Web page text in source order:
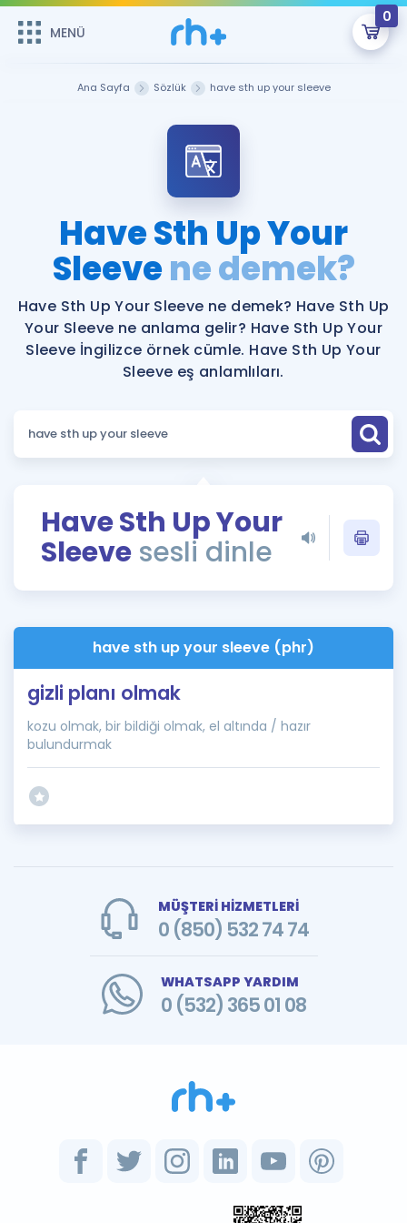
MENÜ
0
Şifremi Hatırlamıyorum
Sepetin Şu An Boş.
Remzi Hoca ile seni sınava hazırlayacak onlarca eğitim seni
bekliyor!
MENÜ
Katılımcı Görüşleri
Faydalı Araçlar
Ücretsiz Kaynaklar
Kampanyalar
Blog
İngilizce Gramer
Blog
İngilizce Gramer
Kariyer
Ana Sayfa Sözlük have sth up your sleeve
Have Sth Up Your
Sleevene demek?
Have Sth Up Your Sleeve ne demek? Have Sth Up
Your Sleeve ne anlama gelir? Have Sth Up Your
Sleeve İngilizce örnek cümle. Have Sth Up Your
Sleeve eş anlamlıları.
Have Sth Up Your
Sleeve sesli dinle
have sth up your sleeve (phr)
gizli planı olmak
kozu olmak, bir bildiği olmak, el altında / hazır
bulundurmak
MÜŞTERİ HİZMETLERİ
0 (850) 532 74 74
WHATSAPP YARDIM
0 (532) 365 01 08